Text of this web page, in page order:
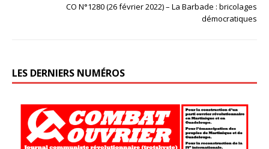
CO N°1280 (26 février 2022) – La Barbade : bricolages
démocratiques
LES DERNIERS NUMÉROS